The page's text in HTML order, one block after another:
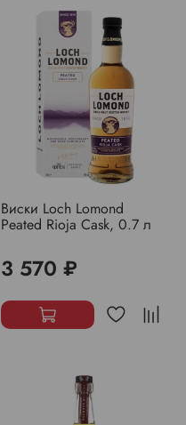
Виски Loch Lomond
Peated Rioja Cask, 0.7 л
3 570 ₽